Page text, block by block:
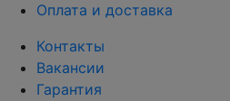
Оплата и доставка
Контакты
Вакансии
Гарантия